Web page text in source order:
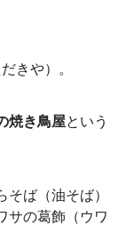
だきや）。
焼き鳥屋という
ば（油そば）
サの葛飾（ウワ